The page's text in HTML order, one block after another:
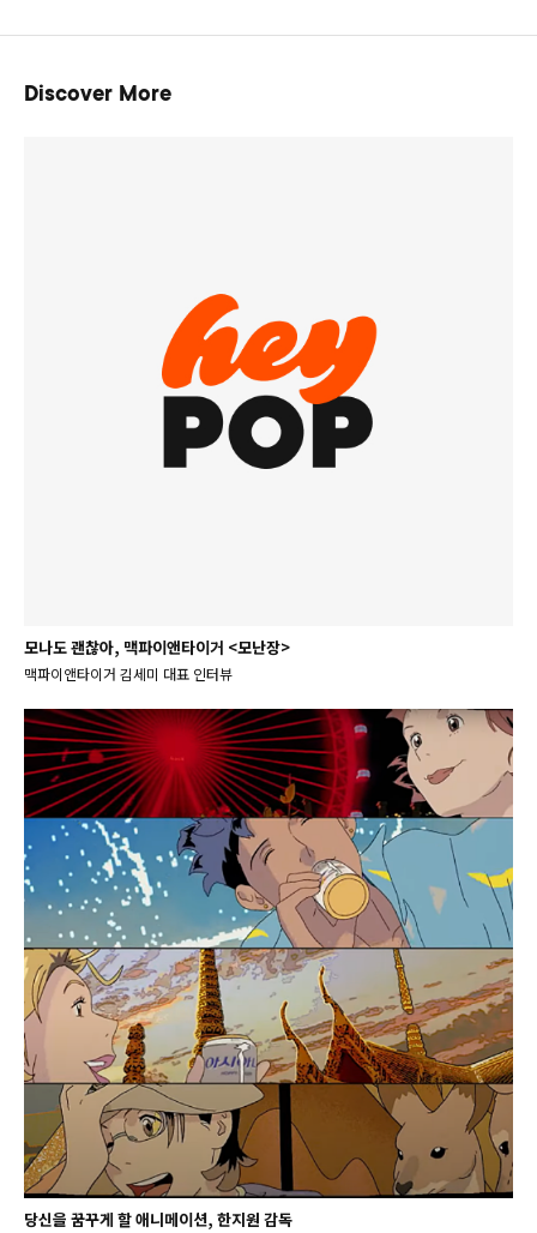
Discover More
모나도 괜찮아, 맥파이앤타이거 <모난장>
맥파이앤타이거 김세미 대표 인터뷰
당신을 꿈꾸게 할 애니메이션, 한지원 감독